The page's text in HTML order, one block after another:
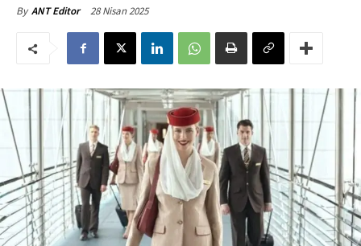
By ANT Editor 28 Nisan 2025